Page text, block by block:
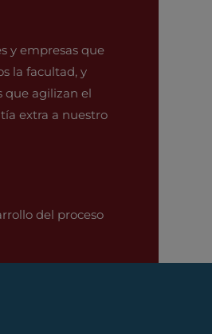
y empresas que
la facultad, y
que agilizan el
extra a nuestro
del proceso